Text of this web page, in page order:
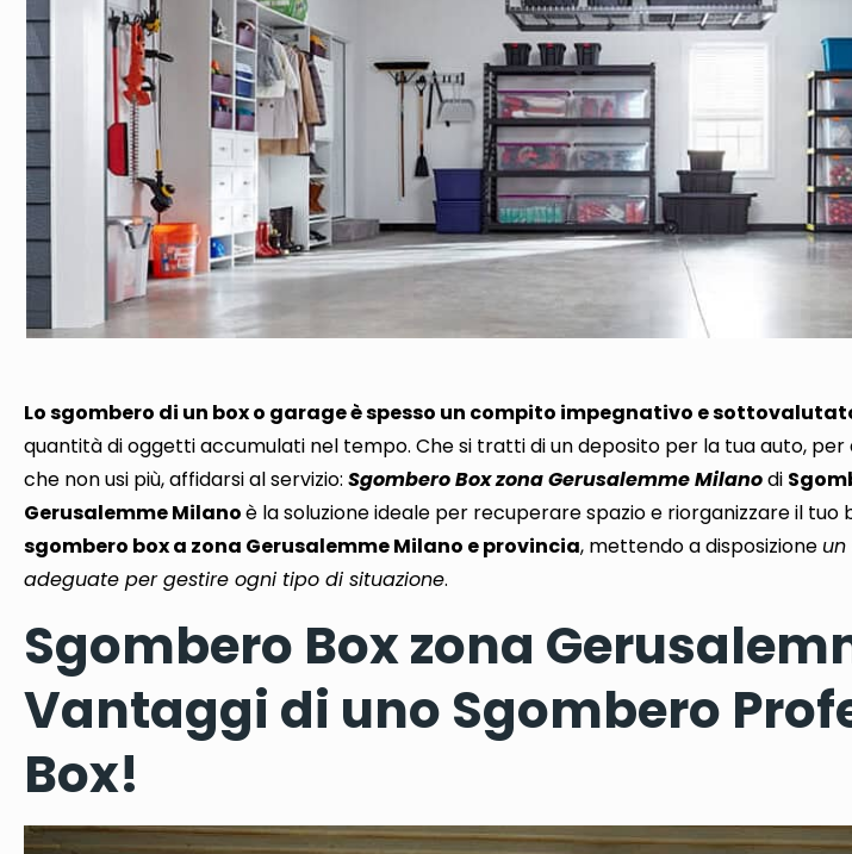
Lo sgombero di un box o garage è spesso un compito impegnativo e
quantità di oggetti accumulati nel tempo. Che si tratti di un deposito per la tua auto,
che non usi più,affidarsi al servizio:Sgombero Box zona Gerusalemme Milanodi
Gerusalemme Milanoè la soluzione ideale per recuperare spazio e riorganizzare il tuo
sgombero box a zona Gerusalemme Milano e provincia, mettendo a disposizione
adeguate per gestire ogni tipo di situazione.
Sgombero Box zona
Vantaggi di uno Sgombero
Box!